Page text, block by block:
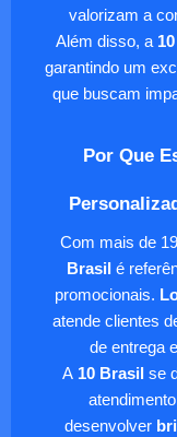
valorizam a
Além disso, a
garantindo um
que buscam
Por Que
Com mais de
Brasil é
promocionais.
atende clientes
de entrega
A10 Brasil se
desenvolver